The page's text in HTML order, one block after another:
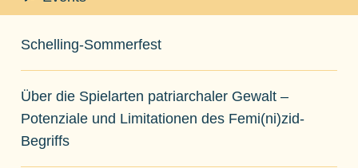
Schelling-Sommerfest
Über die Spielarten patriarchaler Gewalt –
Potenziale und Limitationen des Femi(ni)zid-
Begriffs